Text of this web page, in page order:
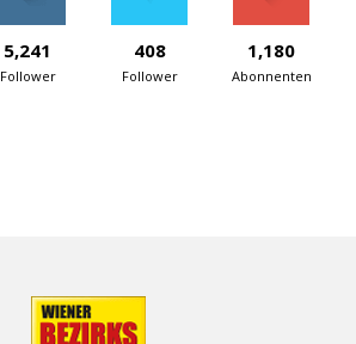
5,241
Follower
408
Follower
1,180
Abonnenten